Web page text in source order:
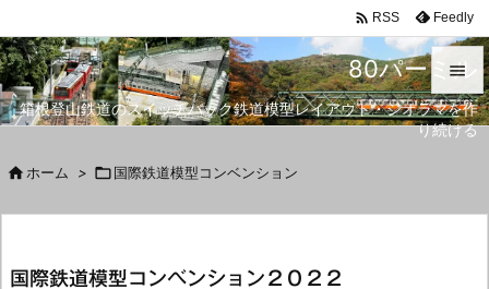
80パーミル
箱根登山鉄道のスイッチバック鉄道模型レイアウト・ジオラマを作
り続ける


メニュ
 RSS Feedly
 ホーム > 国際鉄道模型コンベンション
国際鉄道模型コンベンション２０２２